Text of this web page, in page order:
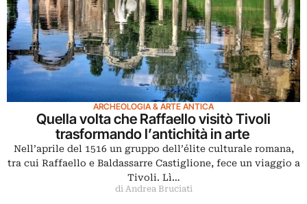
ARCHEOLOGIA & ARTE ANTICA
Quella volta che Raffaello visitò Tivoli
trasformando l’antichità in arte
Nell’aprile del 1516 un gruppo dell’élite culturale romana,
tra cui Raffaello e Baldassarre Castiglione, fece un viaggio a
Tivoli. Lì…
di Andrea Bruciati